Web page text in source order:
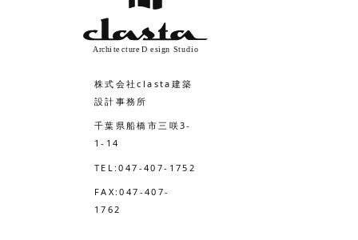
株式会社clasta建築
設計事務所
千葉県船橋市三咲3-
1-14
TEL:047-407-1752
FAX:047-407-
1762